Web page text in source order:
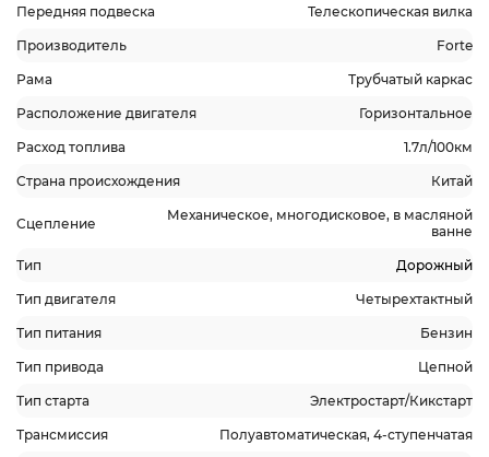
Передняя подвеска Телескопическая вилка
Производитель Forte
Рама Трубчатый каркас
Расположение двигателя Горизонтальное
Расход топлива 1.7л/100км
Страна происхождения Китай
Сцепление
Механическое, многодисковое, в масляной
ванне
Тип Дорожный
Тип двигателя Четырехтактный
Тип питания Бензин
Тип привода Цепной
Тип старта Электростарт/Кикстарт
Трансмиссия Полуавтоматическая, 4-ступенчатая